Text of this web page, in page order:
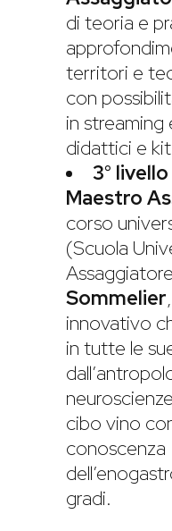
di teoria e
territori e
con
in streaming
didattici e
3° livello
Maestro
corso
(Scuola
Sommelier
innovativo
in tutte le
cibo vino
conoscenza
gradi.